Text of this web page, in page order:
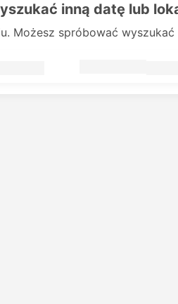
inną datę lub
Możesz spróbować